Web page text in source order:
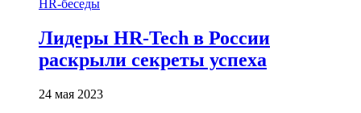
HR-беседы
Лидеры HR-Tech в России
раскрыли секреты успеха
24 мая 2023